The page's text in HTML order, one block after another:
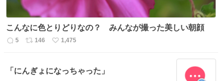
こんなに色とりどりなの？ みんなが撮った美しい朝顔
返
数
5
リ
ス
ト
146
い
ね
数
1,475
「にんぎょになっちゃった」